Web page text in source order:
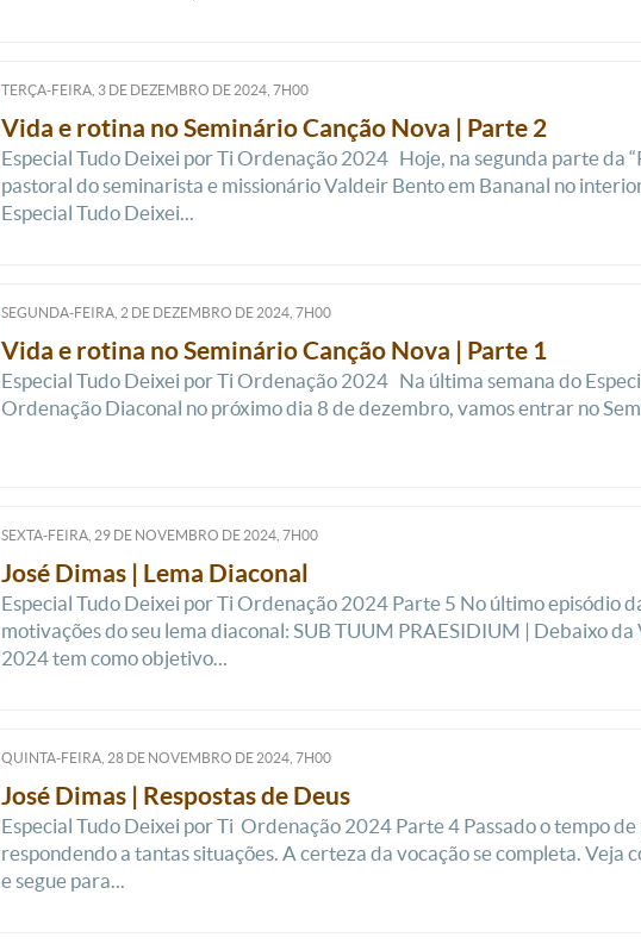
TERÇA-FEIRA, 3 DE DEZEMBRO DE 2024, 7H00
Vida e rotina no Seminário Canção Nova | Parte 2
Especial Tudo Deixei por Ti Ordenação 2024 Hoje, na segunda parte da
pastoral do seminarista e missionário Valdeir Bento em Bananal no
Especial Tudo Deixei...
SEGUNDA-FEIRA, 2 DE DEZEMBRO DE 2024, 7H00
Vida e rotina no Seminário Canção Nova | Parte 1
Especial Tudo Deixei por Ti Ordenação 2024 Na última semana do
Ordenação Diaconal no próximo dia 8 de dezembro, vamos entrar no
SEXTA-FEIRA, 29 DE NOVEMBRO DE 2024, 7H00
José Dimas | Lema Diaconal
Especial Tudo Deixei por Ti Ordenação 2024 Parte 5 No último episódio
motivações do seu lema diaconal: SUB TUUM PRAESIDIUM | Debaixo
2024 tem como objetivo...
QUINTA-FEIRA, 28 DE NOVEMBRO DE 2024, 7H00
José Dimas | Respostas de Deus
Especial Tudo Deixei por Ti Ordenação 2024 Parte 4 Passado o tempo
respondendo a tantas situações. A certeza da vocação se completa. Veja
e segue para...